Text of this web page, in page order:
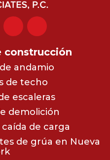
construcción
andamio
de techo
escaleras
demolición
de carga
de grúa en Nueva